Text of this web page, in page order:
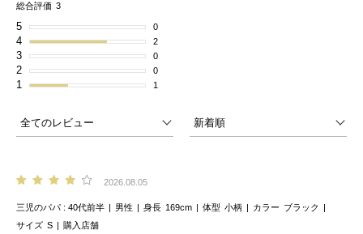
総合評価 3
5 0
4 2
3 0
2 0
1 1
2026.08.05
三児のパパ 40代前半 男性 身長 169cm 体型 小柄 カラー ブラック
サイズ S
購入店舗